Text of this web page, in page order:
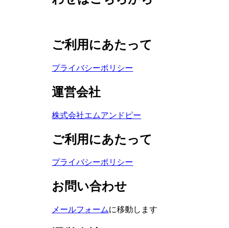
ご利用にあたって
プライバシーポリシー
運営会社
株式会社エムアンドピー
ご利用にあたって
プライバシーポリシー
お問い合わせ
メールフォームに移動します